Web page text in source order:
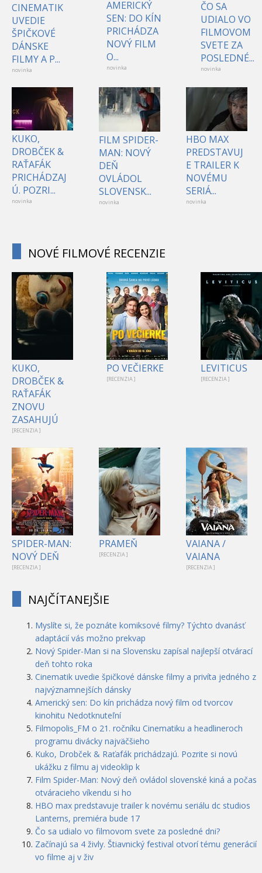
CINEMATIK
UVEDIE
ŠPIČKOVÉ
DÁNSKE
FILMY A P...
novinka
AMERICKÝ
SEN: DO KÍN
PRICHÁDZA
NOVÝ FILM
O...
novinka
ČO SA
UDIALO VO
FILMOVOM
SVETE ZA
POSLEDNÉ...
novinka
KUKO,
DROBČEK &
RAŤAFÁK
PRICHÁDZAJ
Ú. POZRI...
novinka
FILM SPIDER-
MAN: NOVÝ
DEŇ
OVLÁDOL
SLOVENSK...
novinka
HBO MAX
PREDSTAVUJ
E TRAILER K
NOVÉMU
SERIÁ...
novinka
NOVÉ FILMOVÉ RECENZIE
KUKO,
DROBČEK &
RAŤAFÁK
ZNOVU
ZASAHUJÚ
[RECENZIA ]
PO VEČIERKE
[RECENZIA ]
LEVITICUS
[RECENZIA ]
1
SPIDER-MAN:
NOVÝ DEŇ
[RECENZIA ]
PRAMEŇ
[RECENZIA ]
VAIANA /
VAIANA
[RECENZIA ]
NAJČÍTANEJŠIE
Myslíte si, že poznáte komiksové filmy? Týchto dvanásť
adaptácií vás možno prekvap
Nový Spider-Man si na Slovensku zapísal najlepší otvárací
deň tohto roka
Cinematik uvedie špičkové dánske filmy a privíta jedného z
najvýznamnejších dánsky
Americký sen: Do kín prichádza nový film od tvorcov
kinohitu Nedotknuteľní
Filmopolis_FM o 21. ročníku Cinematiku a headlineroch
programu divácky najväčšieho
Kuko, Drobček & Raťafák prichádzajú. Pozrite si novú
ukážku z filmu aj videoklip k
Film Spider-Man: Nový deň ovládol slovenské kiná a počas
otváracieho víkendu si ho
HBO max predstavuje trailer k novému seriálu dc studios
Lanterns, premiéra bude 17
Čo sa udialo vo filmovom svete za posledné dni?
Začínajú sa 4 živly. Štiavnický festival otvorí tému generácií
vo filme aj v živ